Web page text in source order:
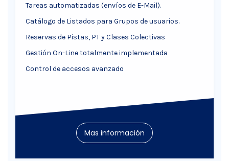
Tareas automatizadas (envíos de E-Mail).
Catálogo de Listados para Grupos de usuarios.
Reservas de Pistas, PT y Clases Colectivas
Gestión On-Line totalmente implementada
Control de accesos avanzado
Mas información